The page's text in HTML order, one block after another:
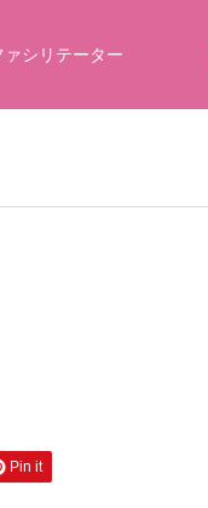
ァシリテーター
Pin it